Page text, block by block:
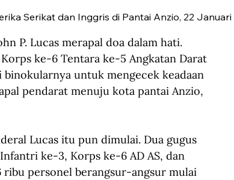
Serikat dan Inggris di Pantai Anzio, 22 Januari
P. Lucas merapal doa dalam hati.
ke-6 Tentara ke-5 Angkatan Darat
untuk mengecek keadaan
pendarat menuju kota pantai Anzio,
Lucas itu pun dimulai. Dua gugus
ke-3, Korps ke-6 AD AS, dan
personel berangsur-angsur mulai